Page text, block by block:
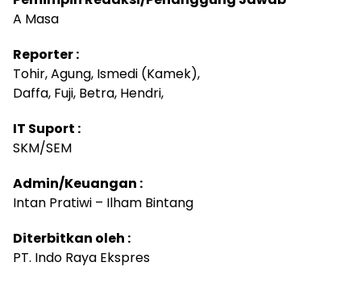
A Masa
Reporter :
Tohir, Agung, Ismedi (Kamek),
Daffa, Fuji, Betra, Hendri,
IT Suport :
SKM/SEM
Admin/Keuangan :
Intan Pratiwi – Ilham Bintang
Diterbitkan oleh :
PT. Indo Raya Ekspres